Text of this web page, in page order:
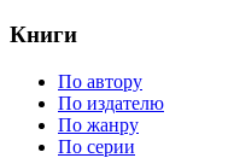
Книги
По автору
По издателю
По жанру
По серии